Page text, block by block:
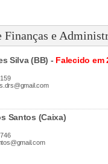
Finanças e
Silva (BB) - Falecido em
Santos (Caixa)